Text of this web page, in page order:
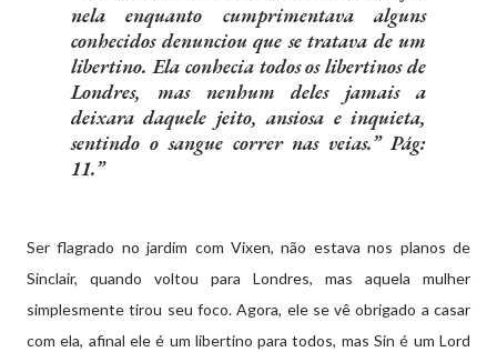
nela enquanto cumprimentava alguns
conhecidos denunciou que se tratava de um
libertino. Ela conhecia todos os libertinos de
Londres, mas nenhum deles jamais a
deixara daquele jeito, ansiosa e inquieta,
sentindo o sangue correr nas veias.” Pág:
11.
Ser flagrado no jardim com Vixen, não estava nos planos de
Sinclair, quando voltou para Londres, mas aquela mulher
simplesmente tirou seu foco. Agora, ele se vê obrigado a casar
com ela, afinal ele é um libertino para todos, mas Sin é um Lord